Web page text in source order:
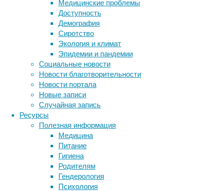
Медицинские проблемы
Доступность
Демография
Сиротство
Экология и климат
Эпидемии и пандемии
Социальные новости
Новости благотворительности
Новости портала
Новые записи
Случайная запись
Ресурсы
Полезная информация
Медицина
Питание
Гигиена
Родителям
Гендерология
Психология
современных
представителей
вида.
За
последние
две
тысячи
лет
оно
выросло
за
счет
смешения
обыкновенной
рысью,
говорится